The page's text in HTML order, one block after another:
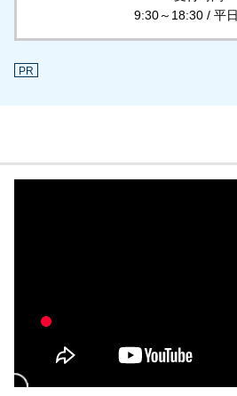
9:30～18:30 / 平
PR